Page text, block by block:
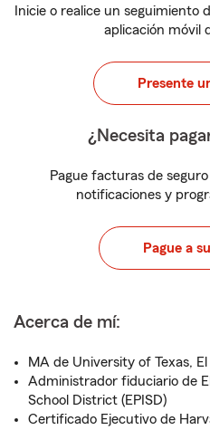
Inicie o realice un seguimiento
aplicación móvil
Presente
¿Necesita
Pague facturas de
notificaciones y
Pague a
Acerca de mí:
MA de University of Texas, El
Administrador fiduciario de
School District (EPISD)
Certificado Ejecutivo de